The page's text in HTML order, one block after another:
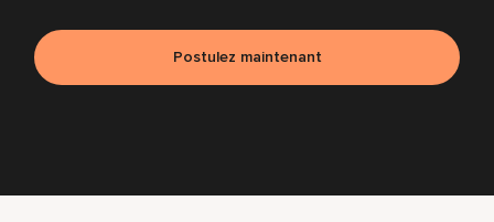
Postulez maintenant